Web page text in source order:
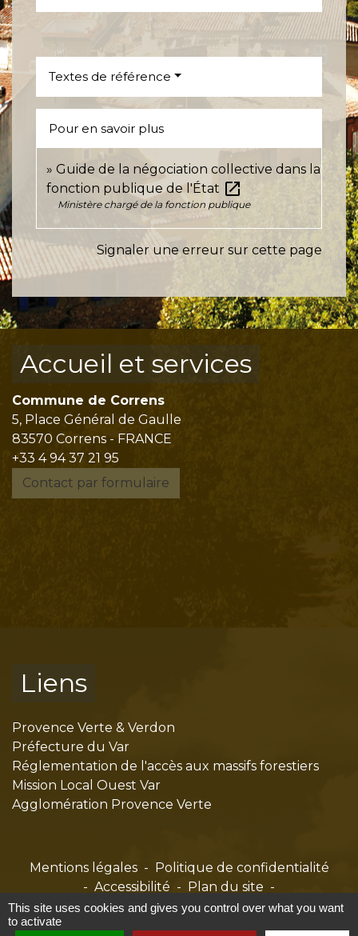
Textes de référence
Pour en savoir plus
Guide de la négociation collective dans la
fonction publique de l'État open_in_new
Ministère chargé de la fonction publique
Signaler une erreur sur cette page
Accueil et services
Commune de Correns
5, Place Général de Gaulle
83570 Correns - FRANCE
+33 4 94 37 21 95
Contact par formulaire
Liens
Provence Verte & Verdon
Préfecture du Var
Réglementation de l'accès aux massifs forestiers
Mission Local Ouest Var
Agglomération Provence Verte
Mentions légales -
Politique de confidentialité
- Accessibilité - Plan du site -
Gestion des cookies
This site uses cookies and gives you control over what you want
to activate